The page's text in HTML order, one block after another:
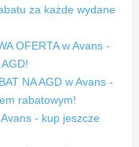
za każde wydane
OFERTA w Avans -
NA AGD w Avans -
rabatowym!
- kup jeszcze